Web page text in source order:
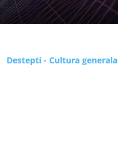
Destepti - Cultura generala